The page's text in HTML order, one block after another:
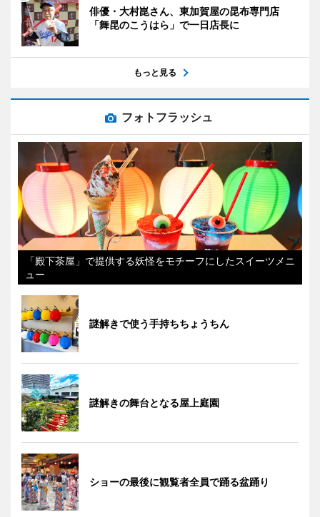
俳優・大村崑さん、東加賀屋の昆布専門店
「舞昆のこうはら」で一日店長に
もっと見る
フォトフラッシュ
「殿下茶屋」で提供する妖怪をモチーフにしたスイーツメニ
ュー
謎解きで使う手持ちちょうちん
謎解きの舞台となる屋上庭園
ショーの最後に観覧者全員で踊る盆踊り